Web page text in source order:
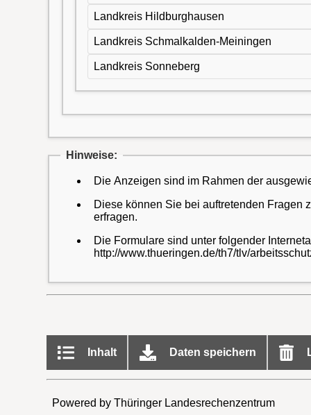
Landkreis Hildburghausen
Landkreis Schmalkalden-Meiningen
Landkreis Sonneberg
Hinweise:
Die Anzeigen sind im Rahmen der
Diese können Sie bei auftretenden Fragen
erfragen.
Die Formulare sind unter folgender
http://www.thueringen.de/th7/tlv/
Inhalt Daten speichern
Powered by Thüringer Landesrechenzentrum